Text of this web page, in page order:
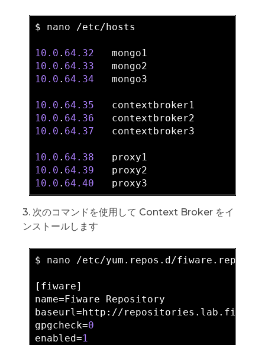
$ nano /etc/hosts
10.0 . 64.32
10.0 . 64.33
10.0 . 64.34
   mongo3
10.0 . 64.35
10.0 . 64.36
10.0 . 64.37
   contextbroker3
10.0 . 64.38
10.0 . 64.39
10.0 . 64.40
3. 次のコマンドを使用して Context Broker をイ
ンストールします
$ nano /etc/yum.repos.d/fiware.repo
[fiware]
name=Fiware Repository
baseurl=http://
gpgcheck=0
enabled=1